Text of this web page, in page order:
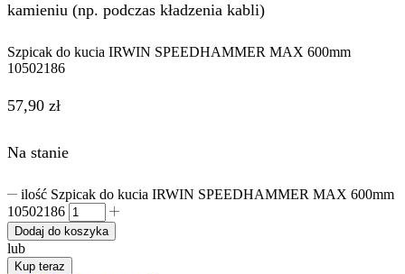
kamieniu (np. podczas kładzenia kabli)
Szpicak do kucia IRWIN SPEEDHAMMER MAX 600mm
10502186
57,90 zł
Na stanie
ilość Szpicak do kucia IRWIN SPEEDHAMMER MAX 600mm
10502186
Dodaj do koszyka
lub
Kup teraz